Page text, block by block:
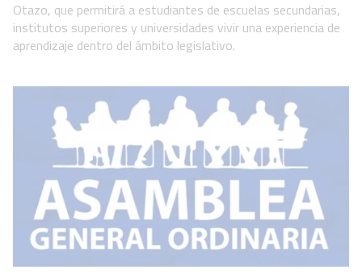
Otazo, que permitirá a estudiantes de escuelas secundarias,
institutos superiores y universidades vivir una experiencia de
aprendizaje dentro del ámbito legislativo.